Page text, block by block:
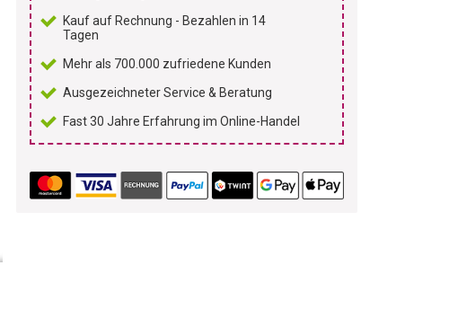
Kauf auf Rechnung - Bezahlen in 14
Tagen
Mehr als 700.000 zufriedene Kunden
Ausgezeichneter Service & Beratung
Fast 30 Jahre Erfahrung im Online-Handel